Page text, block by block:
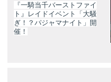
『一騎当千バーストファイ
ト』レイドイベント「大騒
ぎ！？パジャマナイト」開
催！